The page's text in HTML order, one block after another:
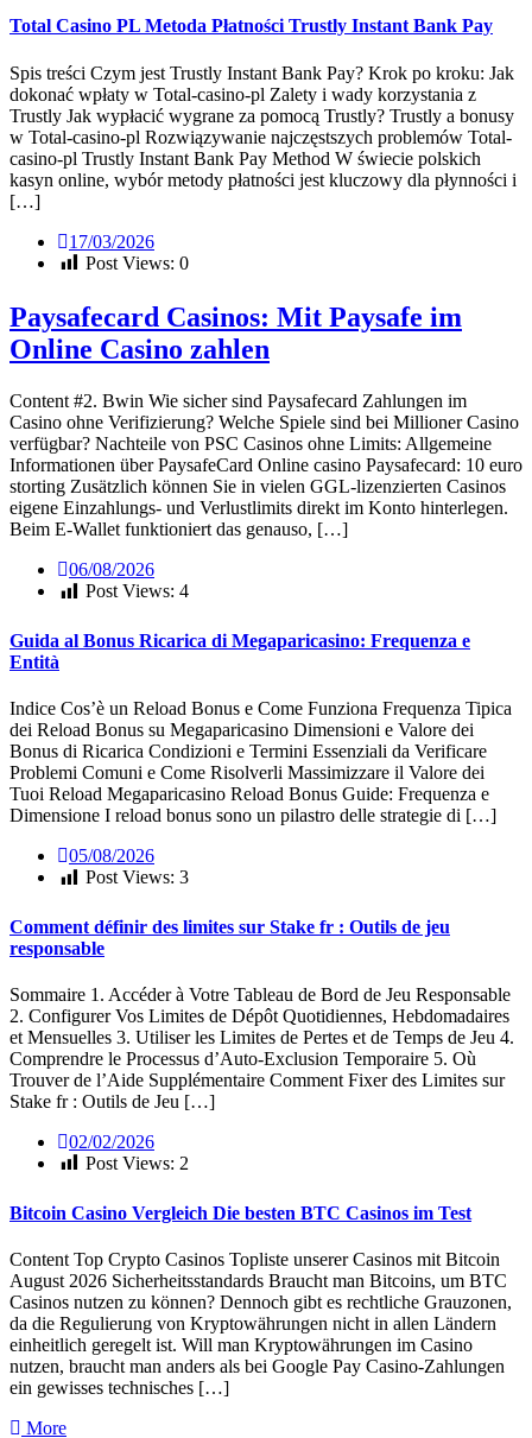
Total Casino PL Metoda Płatności Trustly Instant Bank Pay
Spis treści Czym jest Trustly Instant Bank Pay? Krok po kroku: Jak
dokonać wpłaty w Total-casino-pl Zalety i wady korzystania z
Trustly Jak wypłacić wygrane za pomocą Trustly? Trustly a bonusy
w Total-casino-pl Rozwiązywanie najczęstszych problemów Total-
casino-pl Trustly Instant Bank Pay Method W świecie polskich
kasyn online, wybór metody płatności jest kluczowy dla płynności i
[…]
17/03/2026
Post Views: 0
Paysafecard Casinos: Mit Paysafe im
Online Casino zahlen
Content #2. Bwin Wie sicher sind Paysafecard Zahlungen im
Casino ohne Verifizierung? Welche Spiele sind bei Millioner Casino
verfügbar? Nachteile von PSC Casinos ohne Limits: Allgemeine
Informationen über PaysafeCard Online casino Paysafecard: 10 euro
storting Zusätzlich können Sie in vielen GGL-lizenzierten Casinos
eigene Einzahlungs- und Verlustlimits direkt im Konto hinterlegen.
Beim E-Wallet funktioniert das genauso, […]
06/08/2026
Post Views: 4
Guida al Bonus Ricarica di Megaparicasino: Frequenza e
Entità
Indice Cos’è un Reload Bonus e Come Funziona Frequenza Tipica
dei Reload Bonus su Megaparicasino Dimensioni e Valore dei
Bonus di Ricarica Condizioni e Termini Essenziali da Verificare
Problemi Comuni e Come Risolverli Massimizzare il Valore dei
Tuoi Reload Megaparicasino Reload Bonus Guide: Frequenza e
Dimensione I reload bonus sono un pilastro delle strategie di […]
05/08/2026
Post Views: 3
Comment définir des limites sur Stake fr : Outils de jeu
responsable
Sommaire 1. Accéder à Votre Tableau de Bord de Jeu Responsable
2. Configurer Vos Limites de Dépôt Quotidiennes, Hebdomadaires
et Mensuelles 3. Utiliser les Limites de Pertes et de Temps de Jeu 4.
Comprendre le Processus d’Auto-Exclusion Temporaire 5. Où
Trouver de l’Aide Supplémentaire Comment Fixer des Limites sur
Stake fr : Outils de Jeu […]
02/02/2026
Post Views: 2
Bitcoin Casino Vergleich Die besten BTC Casinos im Test
Content Top Crypto Casinos Topliste unserer Casinos mit Bitcoin
August 2026 Sicherheitsstandards Braucht man Bitcoins, um BTC
Casinos nutzen zu können? Dennoch gibt es rechtliche Grauzonen,
da die Regulierung von Kryptowährungen nicht in allen Ländern
einheitlich geregelt ist. Will man Kryptowährungen im Casino
nutzen, braucht man anders als bei Google Pay Casino-Zahlungen
ein gewisses technisches […]
More